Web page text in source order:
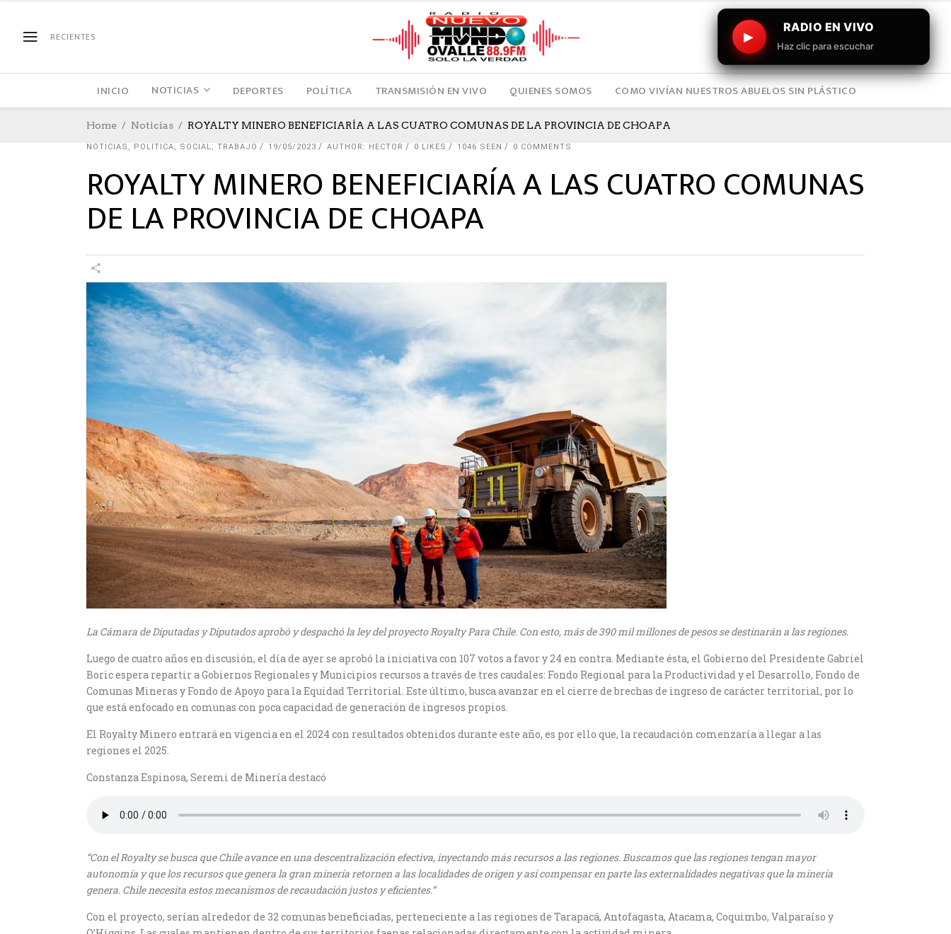
RECIENTES ▶
RADIO EN VIVO
Haz clic para escuchar
INICIO NOTICIAS DEPORTES POLÍTICA TRANSMISIÓN EN VIVO QUIENES SOMOS COMO VIVÍAN NUESTROS ABUELOS SIN PLÁSTICO
Home Noticias ROYALTY MINERO BENEFICIARÍA A LAS CUATRO COMUNAS DE LA PROVINCIA DE CHOAPA
NOTICIAS , POLÍTICA, SOCIAL, TRABAJO 19/05/2023 AUTHOR: HECTOR 0 LIKES 1046 SEEN 0 COMMENTS
ROYALTY MINERO BENEFICIARÍA A LAS CUATRO COMUNAS
DE LA PROVINCIA DE CHOAPA
La Cámara de Diputadas y Diputados aprobó y despachó la ley del proyecto Royalty Para Chile. Con esto, más de 390 mil millones de pesos se destinarán a las regiones.
Luego de cuatro años en discusión, el día de ayer se aprobó la iniciativa con 107 votos a favor y 24 en contra. Mediante ésta, el Gobierno del Presidente Gabriel
Boric espera repartir a Gobiernos Regionales y Municipios recursos a través de tres caudales: Fondo Regional para la Productividad y el Desarrollo, Fondo de
Comunas Mineras y Fondo de Apoyo para la Equidad Territorial. Este último, busca avanzar en el cierre de brechas de ingreso de carácter territorial, por lo
que está enfocado en comunas con poca capacidad de generación de ingresos propios.
El Royalty Minero entrará en vigencia en el 2024 con resultados obtenidos durante este año, es por ello que, la recaudación comenzaría a llegar a las
regiones el 2025.
Constanza Espinosa, Seremi de Minería destacó
“Con el Royalty se busca que Chile avance en una descentralización efectiva, inyectando más recursos a las regiones. Buscamos que las regiones tengan mayor
autonomía y que los recursos que genera la gran minería retornen a las localidades de origen y así compensar en parte las externalidades negativas que la minería
genera. Chile necesita estos mecanismos de recaudación justos y eficientes.”
Con el proyecto, serían alrededor de 32 comunas beneficiadas, perteneciente a las regiones de Tarapacá, Antofagasta, Atacama, Coquimbo, Valparaíso y